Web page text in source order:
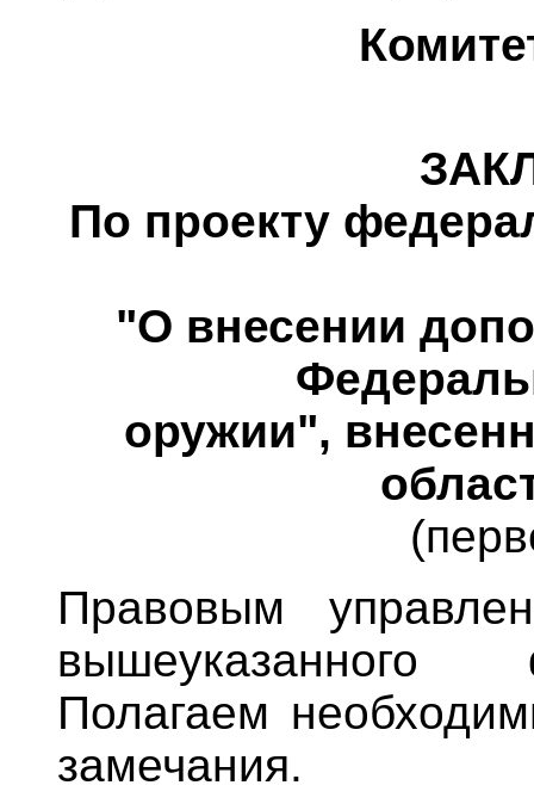
По проекту
"О внесении
оружии",
Правовым
вышеуказанного
Полагаем
замечания.